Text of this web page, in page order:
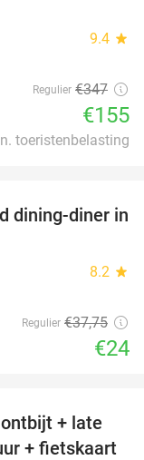
9.4 star
Regulier €347
€155
toeristenbelasting
36%
dining-diner in
8.2 star
Regulier €37,75
€24
59%
+ late
+ fietskaart